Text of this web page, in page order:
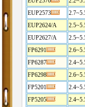
EUP2573
EUP2624/A
EUP2627/A
FP6291
FP6287
FP6298
FP5201
FP5205